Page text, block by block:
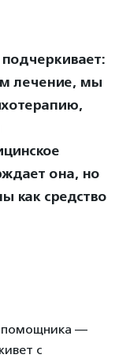
лечение, мы
она, но
как средство
помощника —
с